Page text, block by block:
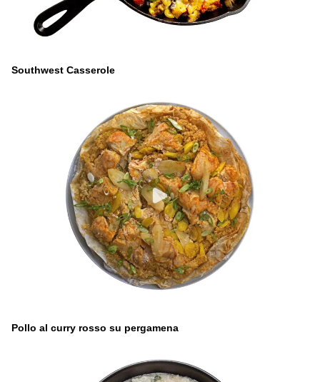
Southwest Casserole
Pollo al curry rosso su pergamena